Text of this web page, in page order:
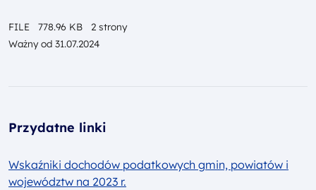
FILE 778.96 KB
2 strony
Ważny od 31.07.2024
Przydatne linki
Wskaźniki dochodów podatkowych gmin, powiatów i
województw na 2023 r.